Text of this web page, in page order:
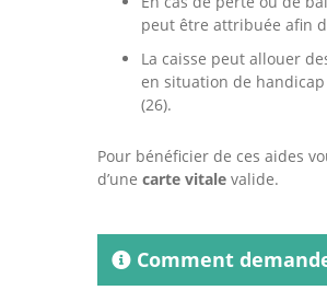
peut être attribuée afin
La caisse peut allouer
en situation de
(26).
Pour bénéficier de ces aides
d’une carte vitale valide.
Comment